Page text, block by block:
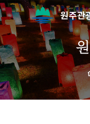
원주관